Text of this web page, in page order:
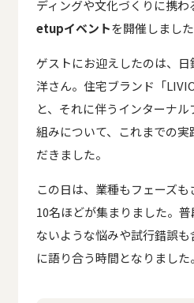
ディングや文化づくりに携
etupイベントを開催しました
ゲストにお迎えしたのは、
洋さん。住宅ブランド「
と、それに伴うインターナ
組みについて、これまでの
だきました。
この日は、業種もフェーズ
10名ほどが集まりました。
ないような悩みや試行錯誤
に語り合う時間となりました。